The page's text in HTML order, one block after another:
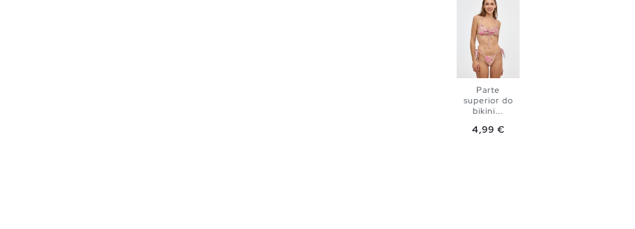
ADICIONAR
NO TEU
Parte
superior do
bikini...
Preço
4,99 €